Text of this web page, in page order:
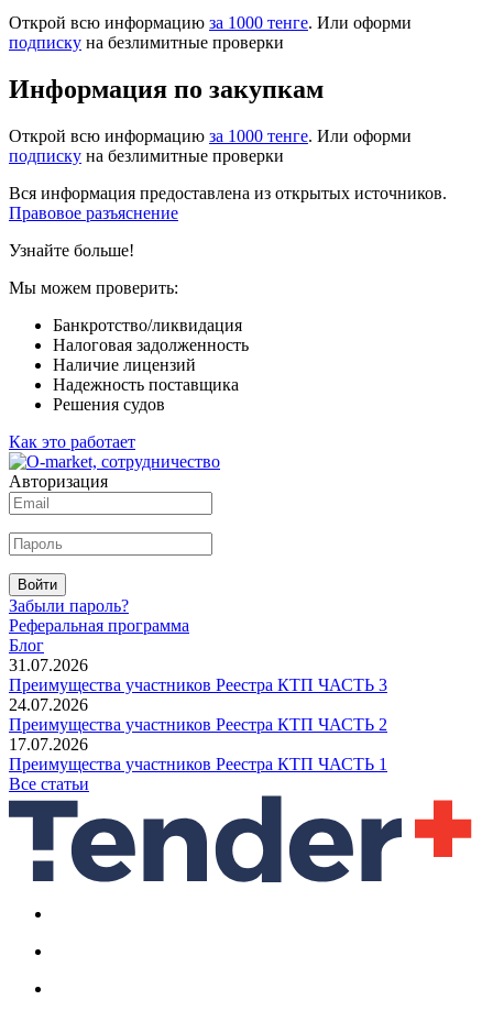
Открой всю информацию за 1000 тенге. Или оформи
подписку на безлимитные проверки
Информация по закупкам
Открой всю информацию за 1000 тенге. Или оформи
подписку на безлимитные проверки
Вся информация предоставлена из открытых источников.
Правовое разъяснение
Узнайте больше!
Мы можем проверить:
Банкротство/ликвидация
Налоговая задолженность
Наличие лицензий
Надежность поставщика
Решения судов
Как это работает
Авторизация
Войти
Забыли пароль?
Реферальная программа
Блог
31.07.2026
Преимущества участников Реестра КТП ЧАСТЬ 3
24.07.2026
Преимущества участников Реестра КТП ЧАСТЬ 2
17.07.2026
Преимущества участников Реестра КТП ЧАСТЬ 1
Все статьи